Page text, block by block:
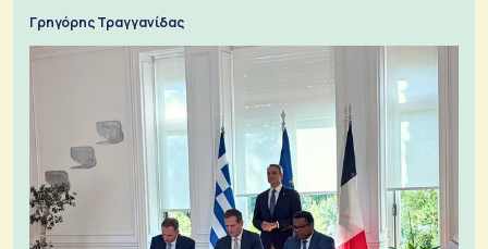
Γρηγόρης Τραγγανίδας